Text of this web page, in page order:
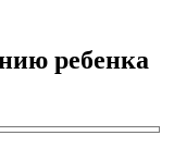
ребенка